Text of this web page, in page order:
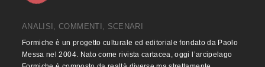
ANALISI, COMMENTI, SCENARI
Formiche è un progetto culturale ed editoriale fondato da Paolo
Messa nel 2004. Nato come rivista cartacea, oggi l’arcipelago